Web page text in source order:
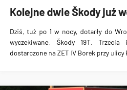
Kolejne dwie Škody już
Dziś, tuż po 1 w nocy, dotarły do
wyczekiwane, Škody 19T.
dostarczone na ZET IV Borek przy